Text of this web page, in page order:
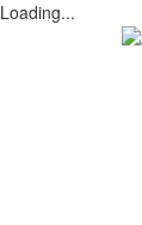
Loading...